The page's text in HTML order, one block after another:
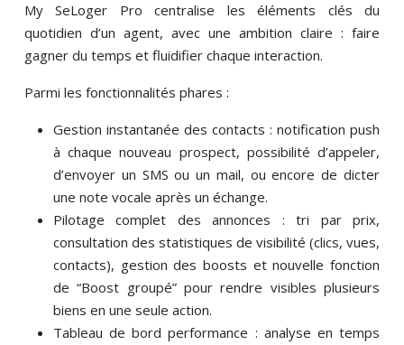
My SeLoger Pro centralise les éléments clés du
quotidien d’un agent, avec une ambition claire : faire
gagner du temps et fluidifier chaque interaction.
Parmi les fonctionnalités phares :
Gestion instantanée des contacts : notification push
à chaque nouveau prospect, possibilité d’appeler,
d’envoyer un SMS ou un mail, ou encore de dicter
une note vocale après un échange.
Pilotage complet des annonces : tri par prix,
consultation des statistiques de visibilité (clics, vues,
contacts), gestion des boosts et nouvelle fonction
de “Boost groupé” pour rendre visibles plusieurs
biens en une seule action.
Tableau de bord performance : analyse en temps